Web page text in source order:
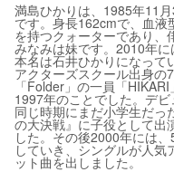
満島ひかりは、1985年11
です。身長162cmで、血
を持つクォーターであり、
みなみは妹です。2010年
本名は石井ひかりになって
アクターズスクール出身の
「Folder」の一員「
1997年のことでした。デビ
同じ時期にまだ小学生だっ
の大決戦』に子役として出
した。その後2000年には
していき、シングルが人
ット曲を出しました。